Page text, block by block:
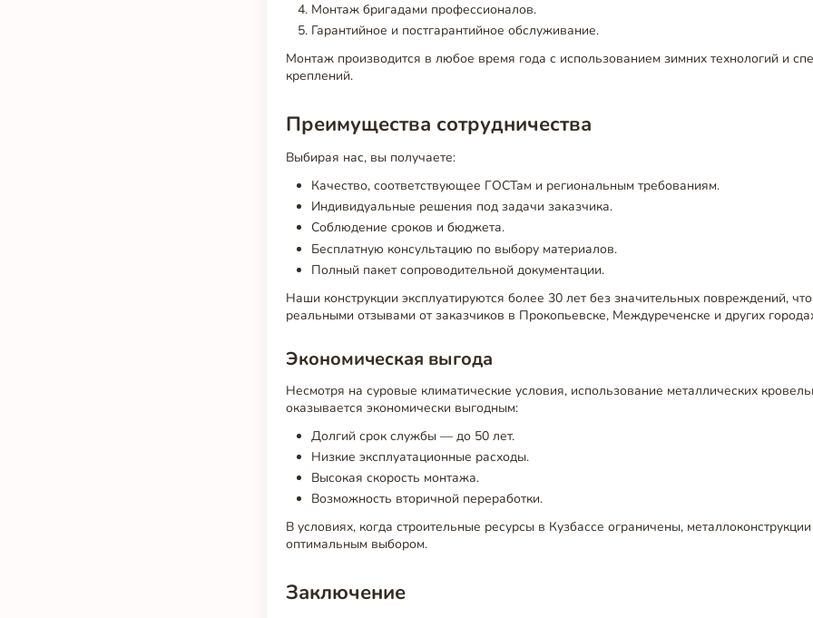
Монтаж бригадами профессионалов.
Гарантийное и постгарантийное обслуживание.
Монтаж производится в любое время года с использованием зимних технологий и
креплений.
Преимущества сотрудничества
Выбирая нас, вы получаете:
Качество, соответствующее ГОСТам и региональным требованиям.
Индивидуальные решения под задачи заказчика.
Соблюдение сроков и бюджета.
Бесплатную консультацию по выбору материалов.
Полный пакет сопроводительной документации.
Наши конструкции эксплуатируются более 30 лет без значительных повреждений,
реальными отзывами от заказчиков в Прокопьевске, Междуреченске и других
Экономическая выгода
Несмотря на суровые климатические условия, использование металлических
оказывается экономически выгодным:
Долгий срок службы — до 50 лет.
Низкие эксплуатационные расходы.
Высокая скорость монтажа.
Возможность вторичной переработки.
В условиях, когда строительные ресурсы в Кузбассе ограничены, металлоконструкции
оптимальным выбором.
Заключение